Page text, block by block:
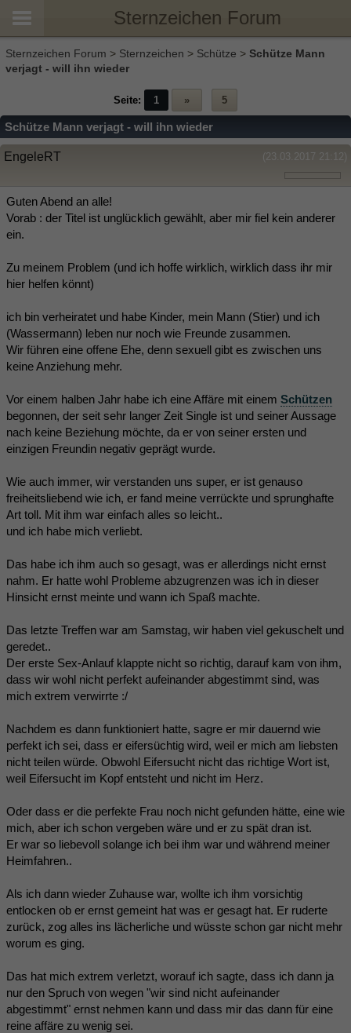
Sternzeichen Forum
Sternzeichen Forum > Sternzeichen > Schütze > Schütze Mann
verjagt - will ihn wieder
Seite: 1 » 5
Schütze Mann verjagt - will ihn wieder
(23.03.2017 21:12)
EngeleRT
Guten Abend an alle!
Vorab : der Titel ist unglücklich gewählt, aber mir fiel kein anderer
ein.
Zu meinem Problem (und ich hoffe wirklich, wirklich dass ihr mir
hier helfen könnt)
ich bin verheiratet und habe Kinder, mein Mann (Stier) und ich
(Wassermann) leben nur noch wie Freunde zusammen.
Wir führen eine offene Ehe, denn sexuell gibt es zwischen uns
keine Anziehung mehr.
Vor einem halben Jahr habe ich eine Affäre mit einem Schützen
begonnen, der seit sehr langer Zeit Single ist und seiner Aussage
nach keine Beziehung möchte, da er von seiner ersten und
einzigen Freundin negativ geprägt wurde.
Wie auch immer, wir verstanden uns super, er ist genauso
freiheitsliebend wie ich, er fand meine verrückte und sprunghafte
Art toll. Mit ihm war einfach alles so leicht..
und ich habe mich verliebt.
Das habe ich ihm auch so gesagt, was er allerdings nicht ernst
nahm. Er hatte wohl Probleme abzugrenzen was ich in dieser
Hinsicht ernst meinte und wann ich Spaß machte.
Das letzte Treffen war am Samstag, wir haben viel gekuschelt und
geredet..
Der erste Sex-Anlauf klappte nicht so richtig, darauf kam von ihm,
dass wir wohl nicht perfekt aufeinander abgestimmt sind, was
mich extrem verwirrte :/
Nachdem es dann funktioniert hatte, sagre er mir dauernd wie
perfekt ich sei, dass er eifersüchtig wird, weil er mich am liebsten
nicht teilen würde. Obwohl Eifersucht nicht das richtige Wort ist,
weil Eifersucht im Kopf entsteht und nicht im Herz.
Oder dass er die perfekte Frau noch nicht gefunden hätte, eine wie
mich, aber ich schon vergeben wäre und er zu spät dran ist.
Er war so liebevoll solange ich bei ihm war und während meiner
Heimfahren..
Als ich dann wieder Zuhause war, wollte ich ihm vorsichtig
entlocken ob er ernst gemeint hat was er gesagt hat. Er ruderte
zurück, zog alles ins lächerliche und wüsste schon gar nicht mehr
worum es ging.
Das hat mich extrem verletzt, worauf ich sagte, dass ich dann ja
nur den Spruch von wegen "wir sind nicht aufeinander
abgestimmt" ernst nehmen kann und dass mir das dann für eine
reine affäre zu wenig sei.